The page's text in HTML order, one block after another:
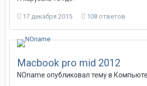
17 декабря 2015 108 ответов
Macbook pro mid 2012
NOname опубликовал тему в